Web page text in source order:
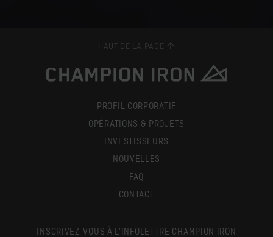
HAUT DE LA PAGE
PROFIL CORPORATIF
OPÉRATIONS & PROJETS
INVESTISSEURS
NOUVELLES
FAQ
CONTACT
INSCRIVEZ-VOUS À L’INFOLETTRE CHAMPION IRON